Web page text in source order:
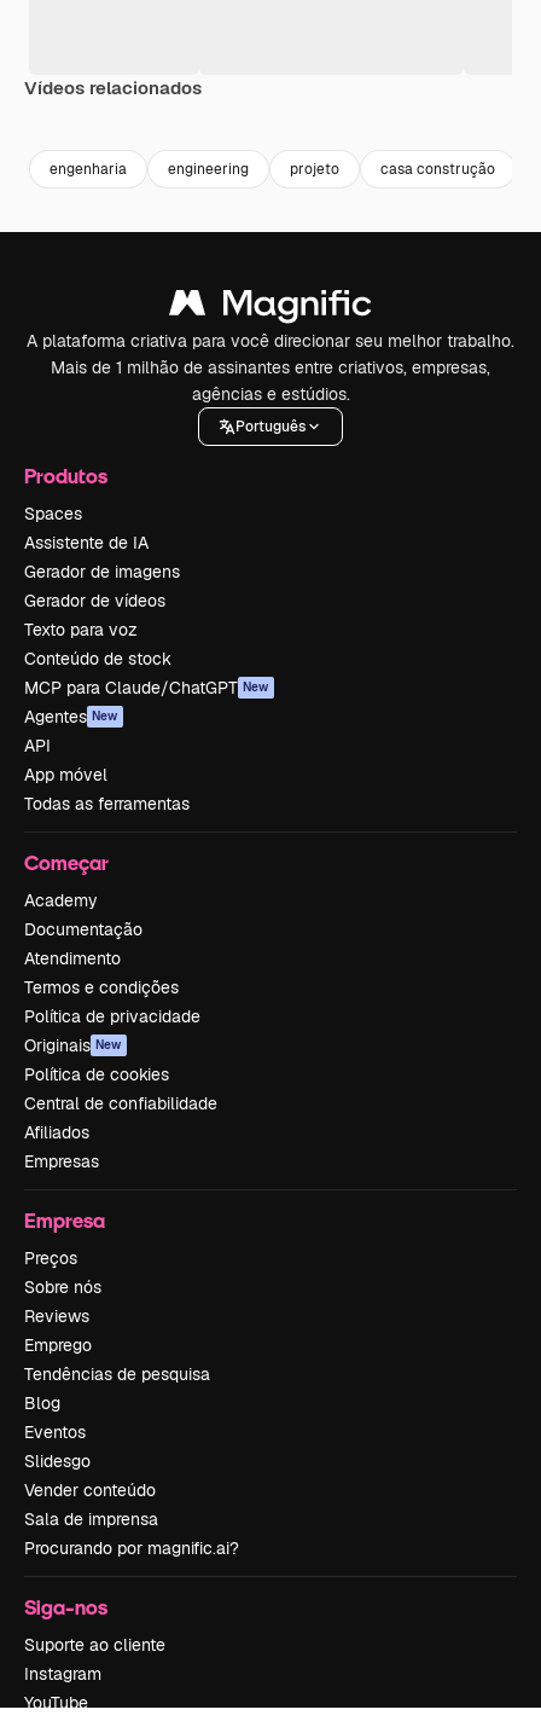
Vídeos relacionados
engenharia engineering projeto casa construção
A plataforma criativa para você direcionar seu melhor trabalho.
Mais de 1 milhão de assinantes entre criativos, empresas,
agências e estúdios.
Português
Produtos
Spaces
Assistente de IA
Gerador de imagens
Gerador de vídeos
Texto para voz
Conteúdo de stock
MCP para Claude/ChatGPT New
Agentes New
API
App móvel
Todas as ferramentas
Começar
Academy
Documentação
Atendimento
Termos e condições
Política de privacidade
Originais New
Política de cookies
Central de confiabilidade
Afiliados
Empresas
Empresa
Preços
Sobre nós
Reviews
Emprego
Tendências de pesquisa
Blog
Eventos
Slidesgo
Vender conteúdo
Sala de imprensa
Procurando por magnific.ai?
Siga-nos
Suporte ao cliente
Instagram
YouTube